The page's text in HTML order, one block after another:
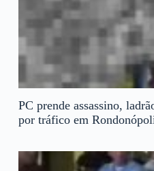
PC prende assassino,
por tráfico em